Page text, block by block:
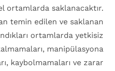
ortamlarda saklanacaktır.
temin edilen ve saklanan
ortamlarda yetkisiz
manipülasyona
kaybolmamaları ve zarar